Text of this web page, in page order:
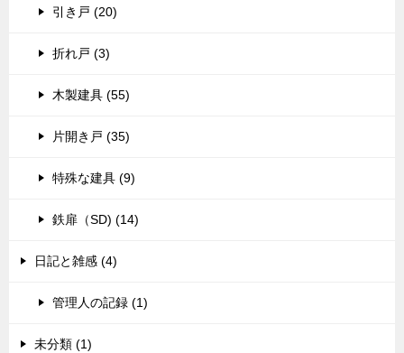
引き戸 (20)
折れ戸 (3)
木製建具 (55)
片開き戸 (35)
特殊な建具 (9)
鉄扉（SD) (14)
日記と雑感 (4)
管理人の記録 (1)
未分類 (1)